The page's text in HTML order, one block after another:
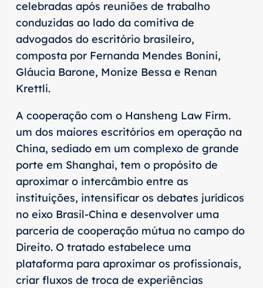
celebradas após reuniões de trabalho
conduzidas ao lado da comitiva de
advogados do escritório brasileiro,
composta por Fernanda Mendes Bonini,
Gláucia Barone, Monize Bessa e Renan
Krettli.
A cooperação com o Hansheng Law Firm.
um dos maiores escritórios em operação na
China, sediado em um complexo de grande
porte em Shanghai, tem o propósito de
aproximar o intercâmbio entre as
instituições, intensificar os debates jurídicos
no eixo Brasil-China e desenvolver uma
parceria de cooperação mútua no campo do
Direito. O tratado estabelece uma
plataforma para aproximar os profissionais,
criar fluxos de troca de experiências